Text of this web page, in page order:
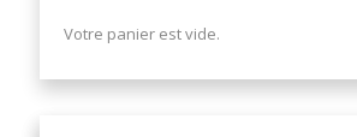
Votre panier est vide.